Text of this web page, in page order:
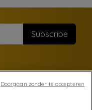
Doorgaan zonder te accepteren